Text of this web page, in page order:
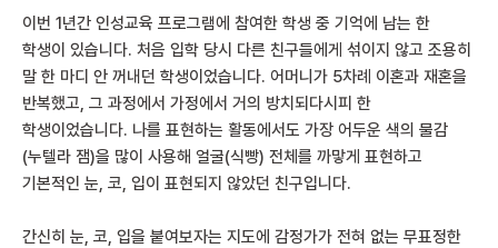
이번 1년간 인성교육 프로그램에 참여한 학생 중 기억에 남는 한
학생이 있습니다. 처음 입학 당시 다른 친구들에게 섞이지 않고 조용히
말 한 마디 안 꺼내던 학생이었습니다. 어머니가 5차례 이혼과 재혼을
반복했고, 그 과정에서 가정에서 거의 방치되다시피 한
학생이었습니다. 나를 표현하는 활동에서도 가장 어두운 색의 물감
(누텔라 잼)을 많이 사용해 얼굴(식빵) 전체를 까맣게 표현하고
기본적인 눈, 코, 입이 표현되지 않았던 친구입니다.
간신히 눈, 코, 입을 붙여보자는 지도에 감정가가 전혀 없는 무표정한